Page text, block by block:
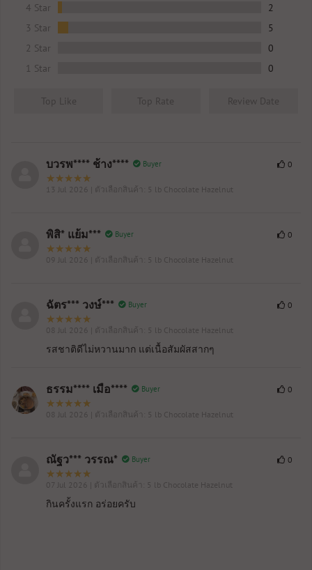
29/10/2025
Chocolate Hazelnut
4 Star
2
3 Star
5
2 Star
0
1 Star
0
Top Like Top Rate Review Date
บวรพ**** ช้าง**** Buyer
13 Jul 2026 | ตัวเลือกสินค้า: 5 lb Chocolate Hazelnut
0
พิสิ* แย้ม*** Buyer
09 Jul 2026 | ตัวเลือกสินค้า: 5 lb Chocolate Hazelnut
0
ฉัตร*** วงษ์*** Buyer
08 Jul 2026 | ตัวเลือกสินค้า: 5 lb Chocolate Hazelnut
0
รสชาติดีไม่หวานมาก แต่เนื้อสัมผัสสากๆ
ธรรม**** เมือ**** Buyer
08 Jul 2026 | ตัวเลือกสินค้า: 5 lb Chocolate Hazelnut
0
ณัฐว*** วรรณ* Buyer
07 Jul 2026 | ตัวเลือกสินค้า: 5 lb Chocolate Hazelnut
0
กินครั้งแรก อร่อยครับ